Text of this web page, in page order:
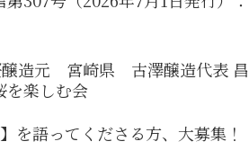
醸造元 宮崎県 古澤醸造代表 昌
を楽しむ会
を語ってくださる方、大募集！